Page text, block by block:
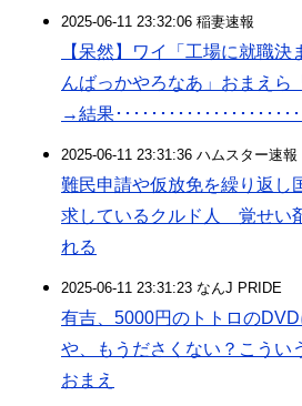
2025-06-11 23:32:06 稲妻速報
【呆然】ワイ「工場に就職決
んばっかやろなあ」おまえら
→結果･････････････････････
2025-06-11 23:31:36 ハムスター速報
難民申請や仮放免を繰り返し
求しているクルド人 覚せい
れる
2025-06-11 23:31:23 なんJ PRIDE
有吉、5000円のトトロの
や、もうださくない？こうい
おまえ